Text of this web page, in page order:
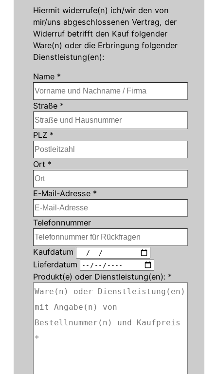
Hiermit widerrufe(n) ich/wir den von
mir/uns abgeschlossenen Vertrag, der
Widerruf betrifft den Kauf folgender
Ware(n) oder die Erbringung folgender
Dienstleistung(en):
Name *
Straße *
PLZ *
Ort *
E-Mail-Adresse *
Telefonnummer
Kaufdatum
Lieferdatum
Produkt(e) oder Dienstleistung(en): *